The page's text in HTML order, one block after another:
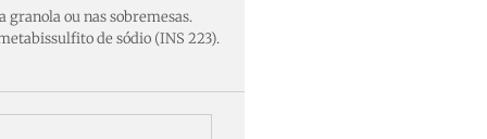
ou nas sobremesas.
de sódio (INS 223).